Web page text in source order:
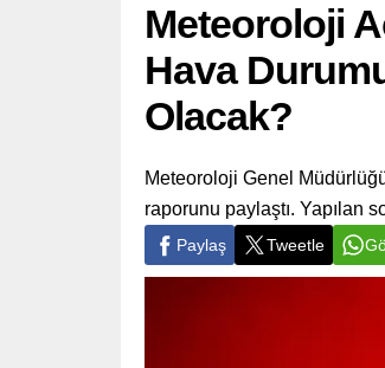
Meteoroloji
Hava
Olacak?
Meteoroloji Genel
raporunu paylaştı. Yapılan
Paylaş Tweetle